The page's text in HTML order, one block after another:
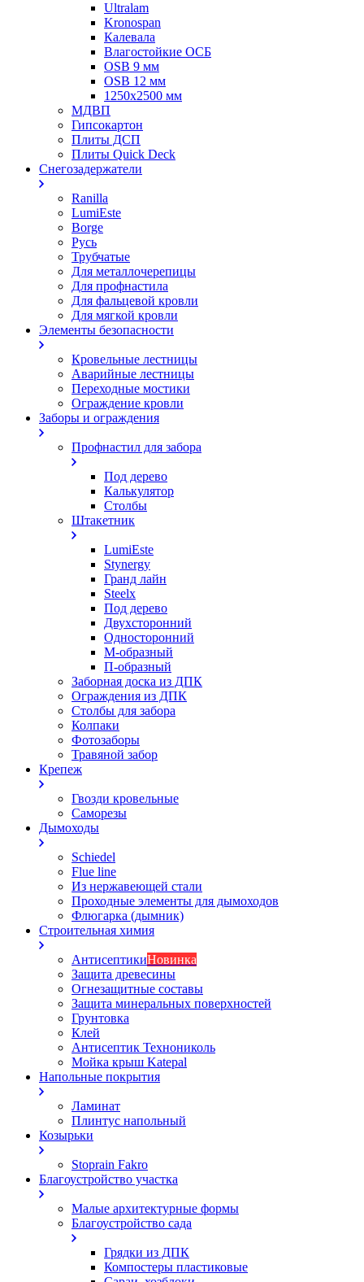
Ultralam
Kronospan
Калевала
Влагостойкие ОСБ
OSB 9 мм
OSB 12 мм
1250х2500 мм
МДВП
Гипсокартон
Плиты ДСП
Плиты Quick Deck
Снегозадержатели
Ranilla
LumiEste
Borge
Русь
Трубчатые
Для металлочерепицы
Для профнастила
Для фальцевой кровли
Для мягкой кровли
Элементы безопасности
Кровельные лестницы
Аварийные лестницы
Переходные мостики
Ограждение кровли
Заборы и ограждения
Профнастил для забора
Под дерево
Калькулятор
Столбы
Штакетник
LumiEste
Stynergy
Гранд лайн
Steelx
Под дерево
Двухсторонний
Односторонний
М-образный
П-образный
Заборная доска из ДПК
Ограждения из ДПК
Столбы для забора
Колпаки
Фотозаборы
Травяной забор
Крепеж
Гвозди кровельные
Саморезы
Дымоходы
Schiedel
Flue line
Из нержавеющей стали
Проходные элементы для дымоходов
Флюгарка (дымник)
Строительная химия
АнтисептикиНовинка
Защита древесины
Огнезащитные составы
Защита минеральных поверхностей
Грунтовка
Клей
Антисептик Технониколь
Мойка крыш Katepal
Напольные покрытия
Ламинат
Плинтус напольный
Козырьки
Stoprain Fakro
Благоустройство участка
Малые архитектурные формы
Благоустройство сада
Грядки из ДПК
Компостеры пластиковые